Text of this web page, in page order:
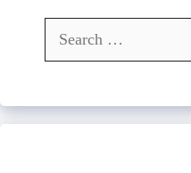
Search
for: